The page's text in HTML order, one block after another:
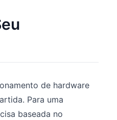
de hardware
Para uma
baseada no